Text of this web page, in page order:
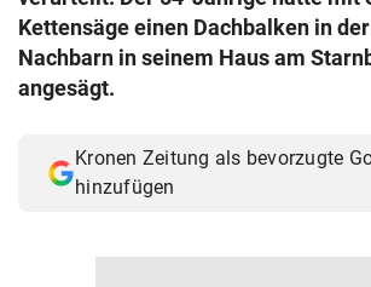
© Krone Multimedia GmbH & Co KG 2026
Muthgasse 2, 1190 Wien
Kettensäge einen Dachbalken in
Nachbarn in seinem Haus am
angesägt.
Kronen Zeitung als bevorzugte
hinzufügen